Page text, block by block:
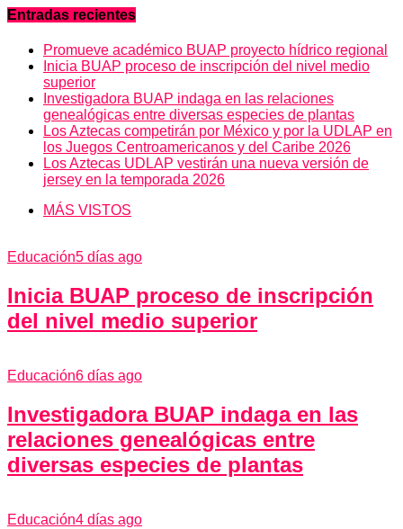
Entradas recientes
Promueve académico BUAP proyecto hídrico regional
Inicia BUAP proceso de inscripción del nivel medio
superior
Investigadora BUAP indaga en las relaciones
genealógicas entre diversas especies de plantas
Los Aztecas competirán por México y por la UDLAP en
los Juegos Centroamericanos y del Caribe 2026
Los Aztecas UDLAP vestirán una nueva versión de
jersey en la temporada 2026
MÁS VISTOS
Educación5 días ago
Inicia BUAP proceso de inscripción
del nivel medio superior
Educación6 días ago
Investigadora BUAP indaga en las
relaciones genealógicas entre
diversas especies de plantas
Educación4 días ago